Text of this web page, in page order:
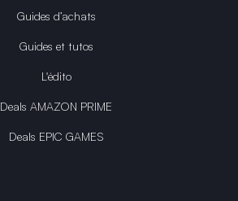
Guides d’achats
Guides et tutos
L'édito
Deals AMAZON PRIME
Deals EPIC GAMES